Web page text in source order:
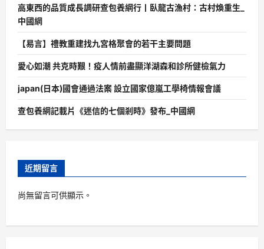
高東西的品質成長調研查包養網行丨臥龍古漁村：古村煥重生_
中國網
【易言】禮教重建找九宮格聚會的若干主要問題
愛心如潮 共克時艱！疫人情前盡顯洋湖森和診所健檢氣力
japan(日本)國會通過法案 設立國家億嵐工學椅情報會議
查包養網記載片《迷信的七個剎時》發布_中國網
近期留言
尚無留言可供顯示。